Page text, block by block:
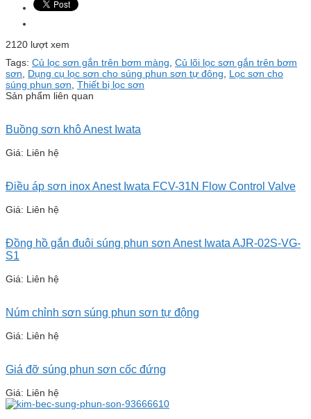
2120 lượt xem
Tags: Củ lọc sơn gắn trên bơm màng Củ lõi lọc sơn gắn trên bơm
sơn
Dụng cụ lọc sơn cho súng phun sơn tự đông
Lọc sơn cho
súng phun sơn Thiết bị lọc sơn
Sản phẩm liên quan
Buồng sơn khô Anest Iwata
Giá: Liên hệ
Điều áp sơn inox Anest Iwata FCV-31N Flow Control Valve
Giá: Liên hệ
Đồng hồ gắn đuôi súng phun sơn Anest Iwata AJR-02S-VG-
S1
Giá: Liên hệ
Núm chỉnh sơn súng phun sơn tự động
Giá: Liên hệ
Giá đỡ súng phun sơn cốc đứng
Giá: Liên hệ